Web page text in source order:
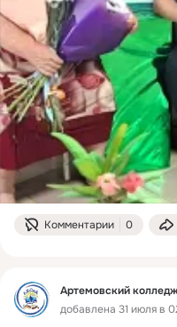
Комментарии 0
Артемовский
добавлена 31 июля в